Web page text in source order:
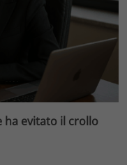
ha evitato il crollo